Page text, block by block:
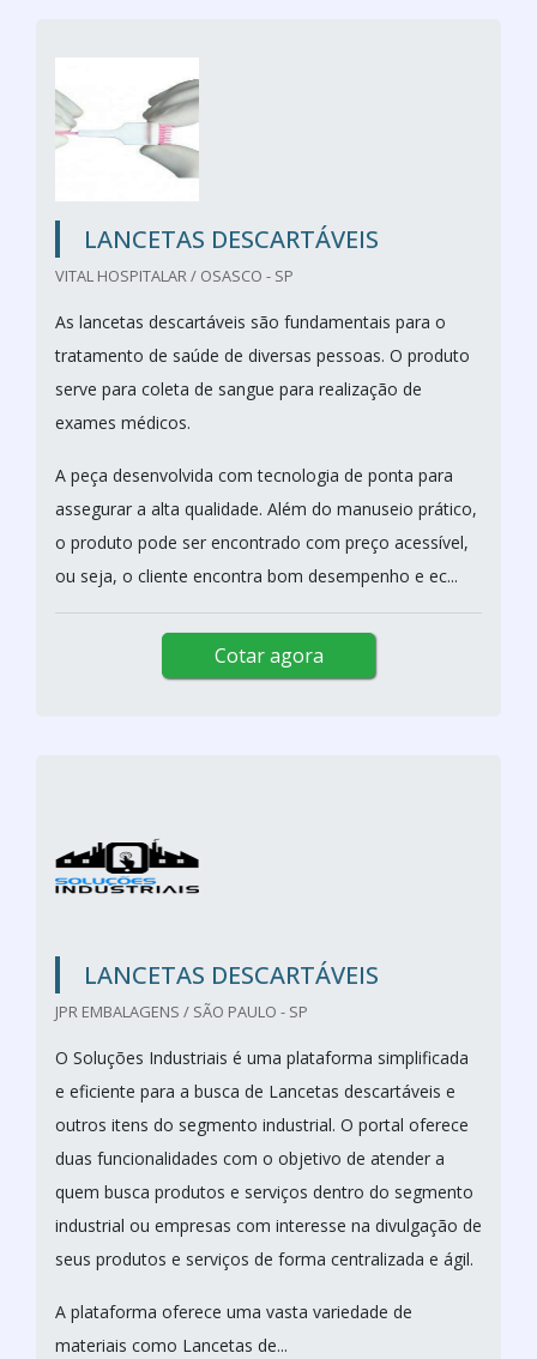
LANCETAS DESCARTÁVEIS
VITAL HOSPITALAR / OSASCO - SP
As lancetas descartáveis são fundamentais para o
tratamento de saúde de diversas pessoas. O produto
serve para coleta de sangue para realização de
exames médicos.
A peça desenvolvida com tecnologia de ponta para
assegurar a alta qualidade. Além do manuseio prático,
o produto pode ser encontrado com preço acessível,
ou seja, o cliente encontra bom desempenho e ec...
Cotar agora
LANCETAS DESCARTÁVEIS
JPR EMBALAGENS / SÃO PAULO - SP
O Soluções Industriais é uma plataforma simplificada
e eficiente para a busca de Lancetas descartáveis e
outros itens do segmento industrial. O portal oferece
duas funcionalidades com o objetivo de atender a
quem busca produtos e serviços dentro do segmento
industrial ou empresas com interesse na divulgação de
seus produtos e serviços de forma centralizada e ágil.
A plataforma oferece uma vasta variedade de
materiais como Lancetas de...